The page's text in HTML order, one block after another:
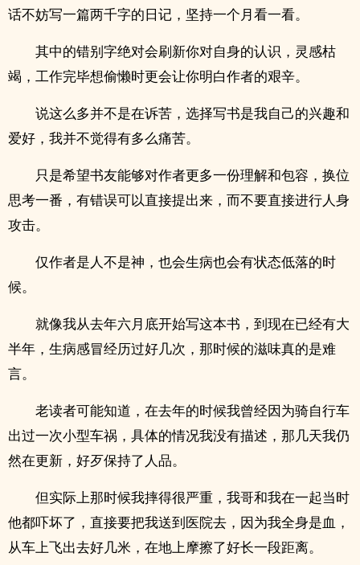
话不妨写一篇两千字的日记，坚持一个月看一看。
其中的错别字绝对会刷新你对自身的认识，灵感枯
竭，工作完毕想偷懒时更会让你明白作者的艰辛。
说这么多并不是在诉苦，选择写书是我自己的兴趣和
爱好，我并不觉得有多么痛苦。
只是希望书友能够对作者更多一份理解和包容，换位
思考一番，有错误可以直接提出来，而不要直接进行人身
攻击。
仅作者是人不是神，也会生病也会有状态低落的时
候。
就像我从去年六月底开始写这本书，到现在已经有大
半年，生病感冒经历过好几次，那时候的滋味真的是难
言。
老读者可能知道，在去年的时候我曾经因为骑自行车
出过一次小型车祸，具体的情况我没有描述，那几天我仍
然在更新，好歹保持了人品。
但实际上那时候我摔得很严重，我哥和我在一起当时
他都吓坏了，直接要把我送到医院去，因为我全身是血，
从车上飞出去好几米，在地上摩擦了好长一段距离。